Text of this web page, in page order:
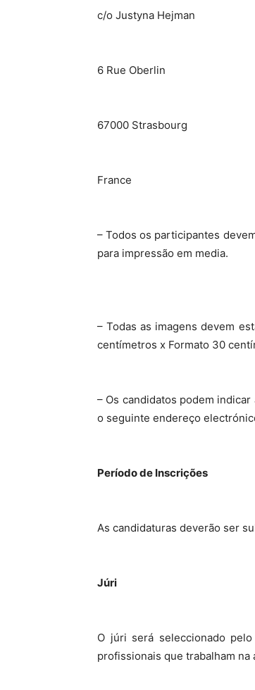
c/o Justyna Hejman
6 Rue Oberlin
67000 Strasbourg
France
– Todos os participantes
para impressão em media.
– Todas as imagens devem
centímetros x Formato 30
– Os candidatos podem
o seguinte endereço
Período de Inscrições
As candidaturas deverão ser
Júri
O júri será seleccionado
profissionais que trabalham na